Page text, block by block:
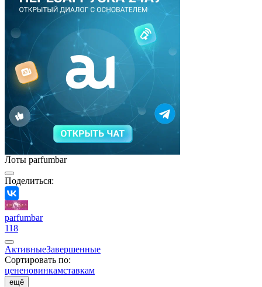
Лоты parfumbar
Поделиться:
parfumbar
118
АктивныеЗавершенные
Сортировать по:
цененовинкамставкам
ещё